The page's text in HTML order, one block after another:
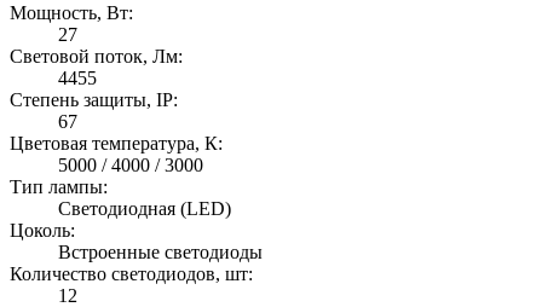
Мощность, Вт:
27
Световой поток, Лм:
4455
Степень защиты, IP:
67
Цветовая температура, К:
5000 / 4000 / 3000
Тип лампы:
Светодиодная (LED)
Цоколь:
Встроенные светодиоды
Количество светодиодов, шт:
12